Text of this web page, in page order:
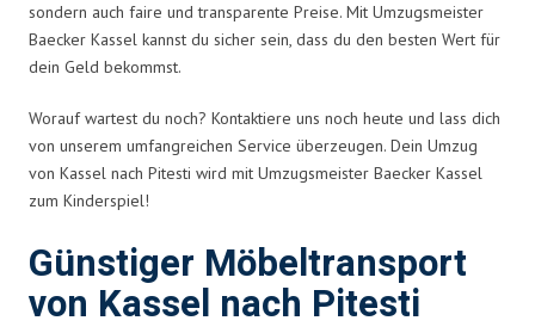
sondern auch faire und transparente Preise. Mit Umzugsmeister
Baecker Kassel kannst du sicher sein, dass du den besten Wert für
dein Geld bekommst.
Worauf wartest du noch? Kontaktiere uns noch heute und lass dich
von unserem umfangreichen Service überzeugen. Dein Umzug
von Kassel nach Pitesti wird mit Umzugsmeister Baecker Kassel
zum Kinderspiel!
Günstiger Möbeltransport
von Kassel nach Pitesti